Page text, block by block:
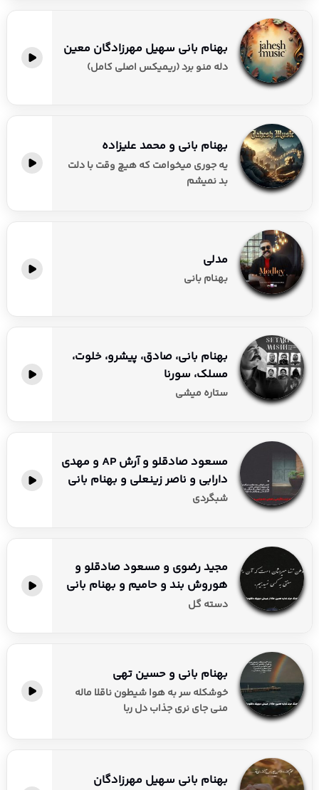
بهنام بانی سهیل مهرزادگان معین
دله منو برد (ریمیکس اصلی کامل)
بهنام بانی و محمد علیزاده
یه جوری میخوامت که هیچ وقت با دلت
بد نمیشم
مدلی
بهنام بانی
بهنام بانی، صادق، پیشرو، خلوت،
مسلک، سورنا
ستاره میشی
مسعود صادقلو و آرش AP و مهدی
دارابی و ناصر زینعلی و بهنام بانی
شبگردی
مجید رضوی و مسعود صادقلو و
هوروش بند و حامیم و بهنام بانی
دسته گل
بهنام بانی و حسین تهی
خوشکله سر به هوا شیطون ناقلا ماله
منی جای نری جذاب دل ربا
بهنام بانی سهیل مهرزادگان